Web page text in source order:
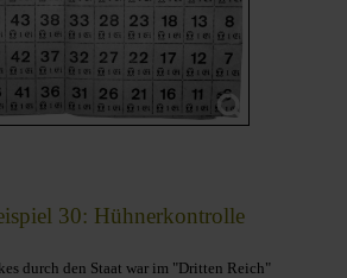
30: Hühnerkontrolle
durch den Staat war im "Dritten Reich"